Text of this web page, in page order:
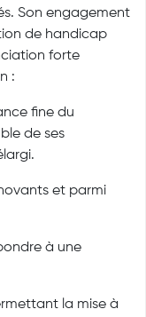
Son engagement
de handicap
forte
:
fine du
de ses
et parmi
à une
la mise à